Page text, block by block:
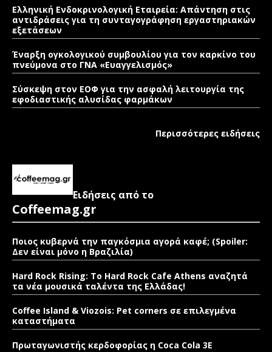
Ελληνική Ενδοκρινολογική Εταιρεία: Απάντηση στις
αντιδράσεις για τη συνταγογράφηση εργαστηριακών
εξετάσεων
Έναρξη ογκολογικού συμβουλίου για τον καρκίνο του
πνεύμονα στο ΓΝΑ «Ευαγγελισμός»
Σύσκεψη στον ΕΟΦ για την ασφαλή λειτουργία της
εφοδιαστικής αλυσίδας φαρμάκων
Περισσότερες ειδήσεις
Ειδήσεις από το
Coffeemag.gr
Ποιος κυβερνά την παγκόσμια αγορά καφέ; (Spoiler:
Δεν είναι μόνο η Βραζιλία)
Hard Rock Rising: Το Hard Rock Cafe Athens αναζητά
τα νέα μουσικά ταλέντα της Ελλάδας!
Coffee Island & Viozois: Pet corners σε επιλεγμένα
καταστήματα
Πρωταγωνιστής κερδοφορίας η Coca Cola 3E